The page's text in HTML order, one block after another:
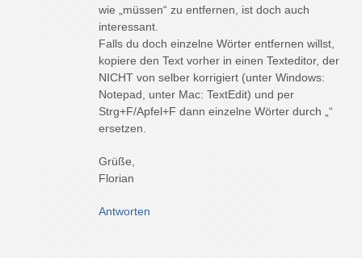
wie „müssen“ zu entfernen, ist doch auch
interessant.
Falls du doch einzelne Wörter entfernen willst,
kopiere den Text vorher in einen Texteditor, der
NICHT von selber korrigiert (unter Windows:
Notepad, unter Mac: TextEdit) und per
Strg+F/Apfel+F dann einzelne Wörter durch „“
ersetzen.
Grüße,
Florian
Antworten